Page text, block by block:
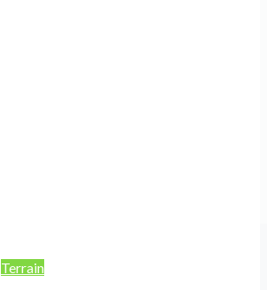
Terrain